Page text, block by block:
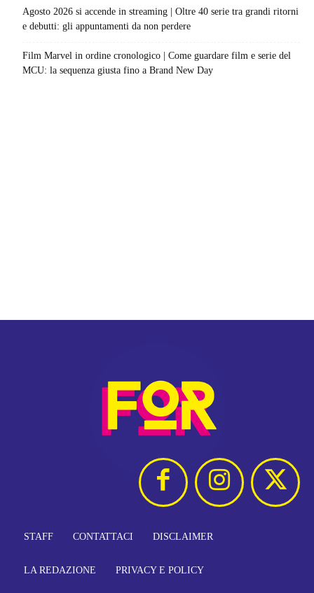
Agosto 2026 si accende in streaming | Oltre 40 serie tra grandi ritorni
e debutti: gli appuntamenti da non perdere
Film Marvel in ordine cronologico | Come guardare film e serie del
MCU: la sequenza giusta fino a Brand New Day
STAFF CONTATTACI DISCLAIMER
LA REDAZIONE PRIVACY E POLICY